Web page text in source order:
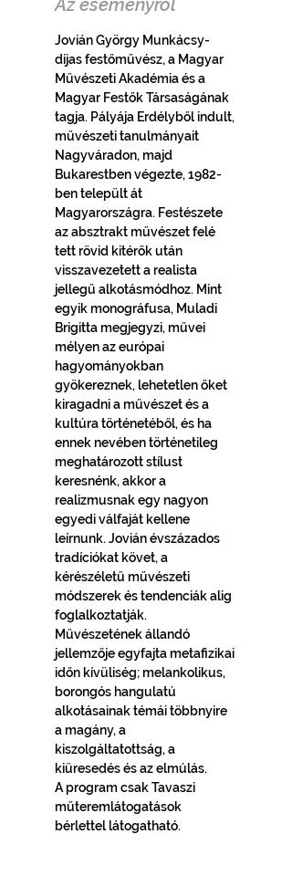
Az eseményről
Jovián György Munkácsy-
díjas festőművész, a Magyar
Művészeti Akadémia és a
Magyar Festők Társaságának
tagja. Pályája Erdélyből indult,
művészeti tanulmányait
Nagyváradon, majd
Bukarestben végezte, 1982-
ben települt át
Magyarországra. Festészete
az absztrakt művészet felé
tett rövid kitérők után
visszavezetett a realista
jellegű alkotásmódhoz. Mint
egyik monográfusa, Muladi
Brigitta megjegyzi, művei
mélyen az európai
hagyományokban
gyökereznek, lehetetlen őket
kiragadni a művészet és a
kultúra történetéből, és ha
ennek nevében történetileg
meghatározott stílust
keresnénk, akkor a
realizmusnak egy nagyon
egyedi válfaját kellene
leírnunk. Jovián évszázados
tradíciókat követ, a
kérészéletű művészeti
módszerek és tendenciák alig
foglalkoztatják.
Művészetének állandó
jellemzője egyfajta metafizikai
időn kívüliség; melankolikus,
borongós hangulatú
alkotásainak témái többnyire
a magány, a
kiszolgáltatottság, a
kiüresedés és az elmúlás.
A program csak Tavaszi
műteremlátogatások
bérlettel látogatható.